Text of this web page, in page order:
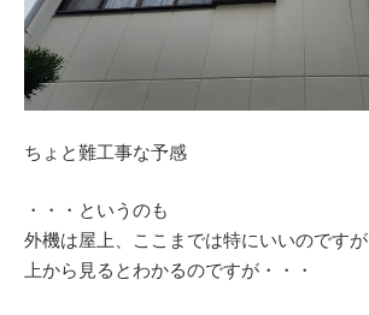
ちょと難工事な予感
・・・というのも
外機は屋上、ここまでは特にいいのですが
上から見るとわかるのですが・・・